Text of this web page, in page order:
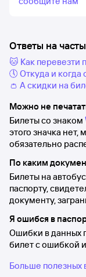
Ответы на
🐱 Как перевезти
🕔 Откуда и когда
👛 А скидки на
Можно не
Билеты со знаком
этого значка
обязательно
По каким
Билеты на
паспорту,
документу,
Я ошибся в
Ошибки в данных
билет с ошибкой
Больше полезных